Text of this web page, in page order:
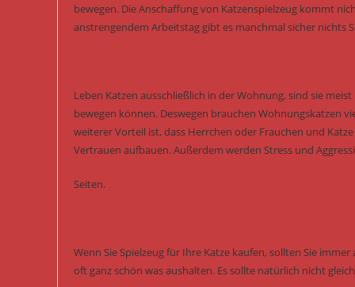
bewegen. Die Anschaffung von Katzenspielzeug kommt
anstrengendem Arbeitstag gibt es manchmal sicher nichts
Leben Katzen ausschließlich in der Wohnung, sind sie
bewegen können. Deswegen brauchen Wohnungskatzen
weiterer Vorteil ist, dass Herrchen oder Frauchen und
Vertrauen aufbauen. Außerdem werden Stress und
Seiten.
Wenn Sie Spielzeug für Ihre Katze kaufen, sollten Sie
oft ganz schön was aushalten. Es sollte natürlich nicht